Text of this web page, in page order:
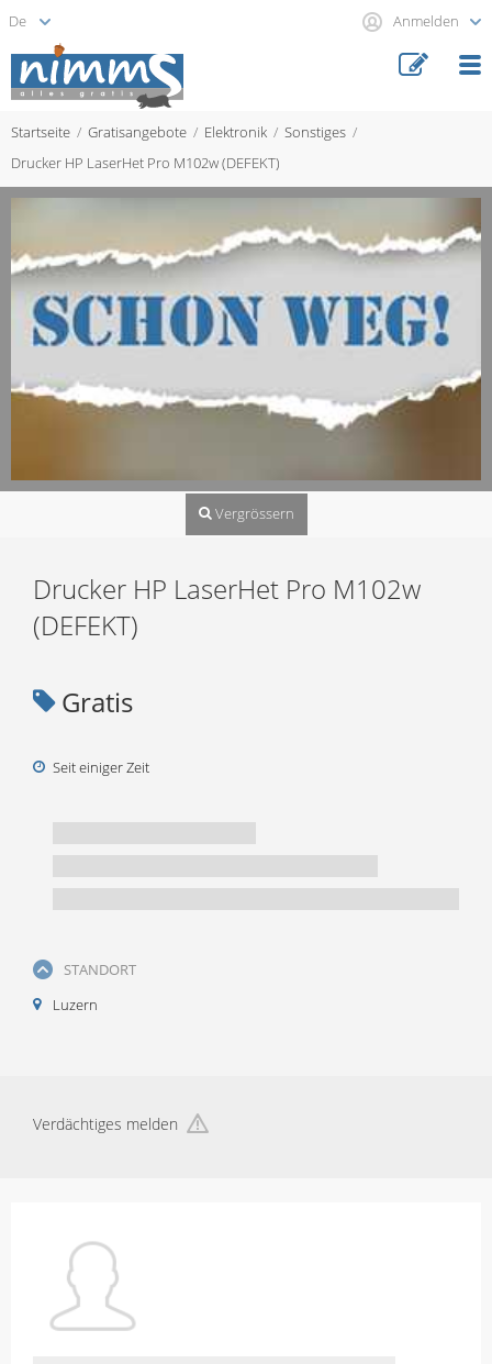
Anmelden
Startseite Gratisangebote Elektronik
Sonstiges
Drucker HP LaserHet Pro M102w (DEFEKT)
Vergrössern
Drucker HP LaserHet Pro M102w
(DEFEKT)
Gratis
Seit einiger Zeit
STANDORT
Luzern
Verdächtiges melden